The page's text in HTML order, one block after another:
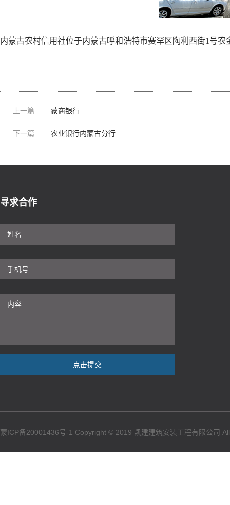
内蒙古农村信用社位于内蒙古呼和浩特市赛罕区陶利西街1号农
上一篇 蒙商银行
下一篇 农业银行内蒙古分行
寻求合作
点击提交
蒙ICP备20001436号-1 Copyright © 2019 凯建建筑安装工程有限公司